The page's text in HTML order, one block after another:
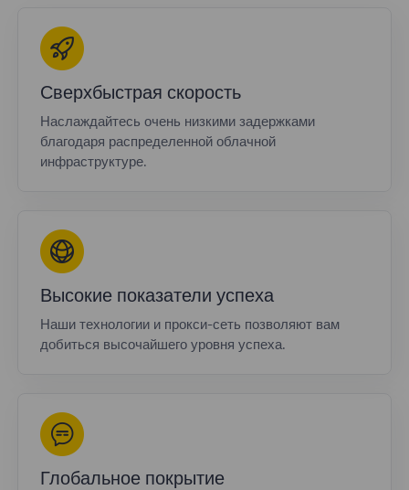
Сверхбыстрая скорость
Наслаждайтесь очень низкими задержками
благодаря распределенной облачной
инфраструктуре.
Высокие показатели успеха
Наши технологии и прокси-сеть позволяют вам
добиться высочайшего уровня успеха.
Глобальное покрытие